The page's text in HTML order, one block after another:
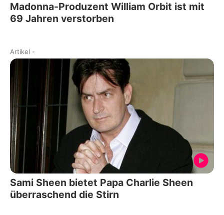
Madonna-Produzent William Orbit ist mit
69 Jahren verstorben
Artikel -
Sami Sheen bietet Papa Charlie Sheen
überraschend die Stirn